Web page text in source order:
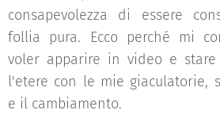
consapevolezza di essere
follia pura. Ecco perché mi
voler apparire in video e
l'etere con le mie giaculatorie,
e il cambiamento.